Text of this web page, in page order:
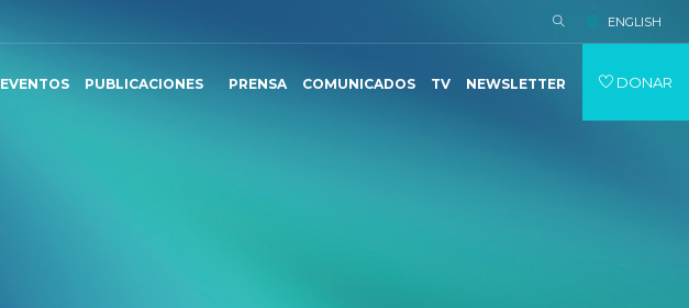
ENGLISH
EVENTOS PUBLICACIONES PRENSA COMUNICADOS TV NEWSLETTER DONAR